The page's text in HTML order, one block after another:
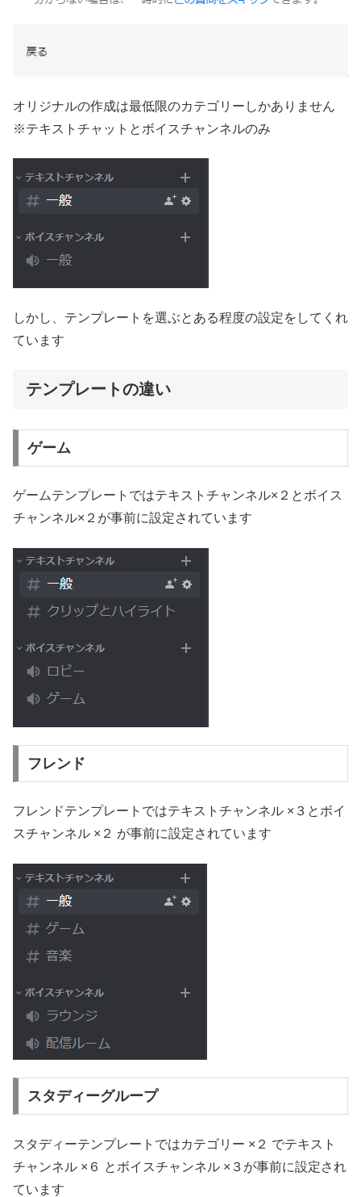
オリジナルの作成は最低限のカテゴリーしかありません
※テキストチャットとボイスチャンネルのみ
しかし、テンプレートを選ぶとある程度の設定をしてくれ
ています
テンプレートの違い
ゲーム
ゲームテンプレートではテキストチャンネル×２とボイス
チャンネル×２が事前に設定されています
フレンド
フレンドテンプレートではテキストチャンネル ×３とボイ
スチャンネル ×２ が事前に設定されています
スタディーグループ
スタディーテンプレートではカテゴリー ×２ でテキスト
チャンネル ×６ とボイスチャンネル ×３が事前に設定され
ています